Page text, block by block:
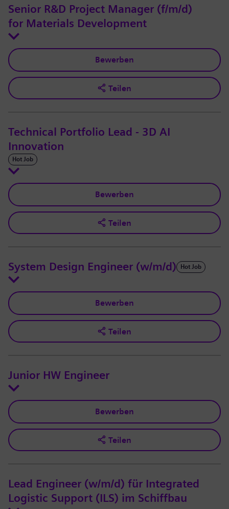
Senior R&D Project Manager (f/m/d)
for Materials Development
Bewerben
Teilen
Technical Portfolio Lead - 3D AI
Innovation
Hot Job
Bewerben
Teilen
System Design Engineer (w/m/d) Hot Job
Bewerben
Teilen
Junior HW Engineer
Bewerben
Teilen
Lead Engineer (w/m/d) für Integrated
Logistic Support (ILS) im Schiffbau